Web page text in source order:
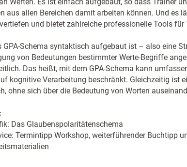
aus allen Bereichen damit arbeiten können. Und es
und bietet zahlreiche professionelle Tools für
GPA-Schema syntaktisch aufgebaut ist – also eine
von Bedeutungen bestimmter Werte-Begriffe
Das heißt, mit dem GPA-Schema kann
kognitive Verarbeitung beschränkt. Gleichzeitig ist
ohne sich über die Bedeutung von Worten
Das Glaubenspolaritätenschema
Termintipp Workshop, weiterführender Buchtipp